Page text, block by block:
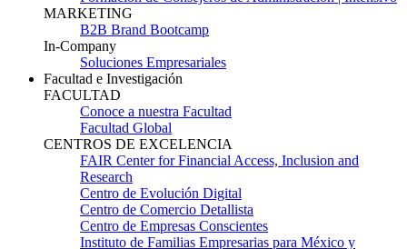
MARKETING
B2B Brand Bootcamp
In-Company
Soluciones Empresariales
Facultad e Investigación
FACULTAD
Conoce a nuestra Facultad
Facultad Global
CENTROS DE EXCELENCIA
FAIR Center for Financial Access, Inclusion and
Research
Centro de Evolución Digital
Centro de Comercio Detallista
Centro de Empresas Conscientes
Instituto de Familias Empresarias para México y